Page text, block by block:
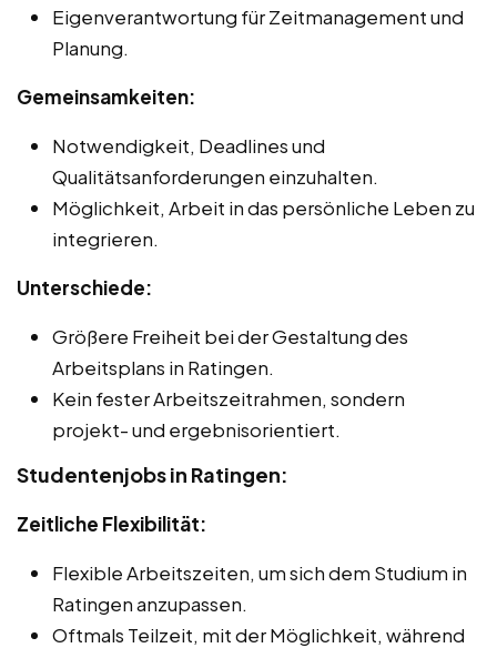
Eigenverantwortung für Zeitmanagement und
Planung.
Gemeinsamkeiten:
Notwendigkeit, Deadlines und
Qualitätsanforderungen einzuhalten.
Möglichkeit, Arbeit in das persönliche Leben zu
integrieren.
Unterschiede:
Größere Freiheit bei der Gestaltung des
Arbeitsplans in Ratingen.
Kein fester Arbeitszeitrahmen, sondern
projekt- und ergebnisorientiert.
Studentenjobs in Ratingen:
Zeitliche Flexibilität:
Flexible Arbeitszeiten, um sich dem Studium in
Ratingen anzupassen.
Oftmals Teilzeit, mit der Möglichkeit, während